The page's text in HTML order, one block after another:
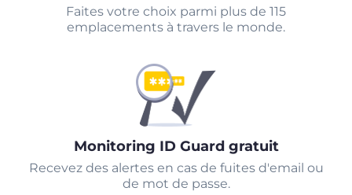
Faites votre choix parmi plus de 115
emplacements à travers le monde.
Monitoring ID Guard gratuit
Recevez des alertes en cas de fuites d'email ou
de mot de passe.